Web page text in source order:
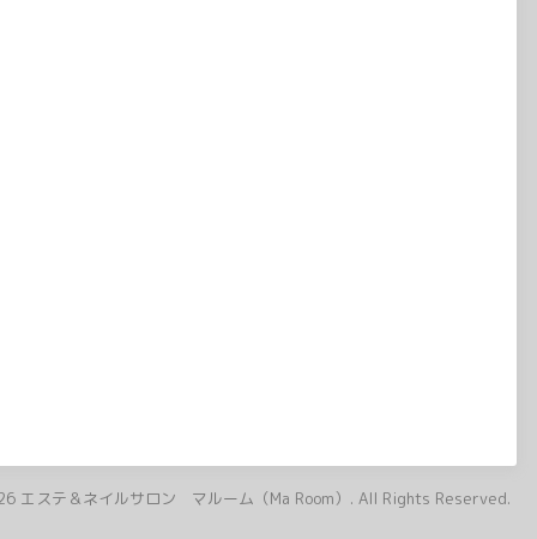
エステ＆ネイルサロン マルーム（Ma Room） . All Rights Reserved.